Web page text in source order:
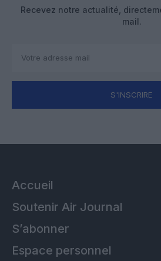
Recevez notre actualité,
mail.
S'INSCRIRE
Accueil
Soutenir Air Journal
S’abonner
Espace personnel